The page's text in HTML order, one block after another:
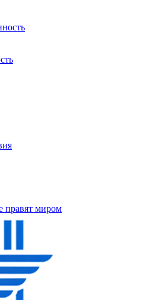
правят миром